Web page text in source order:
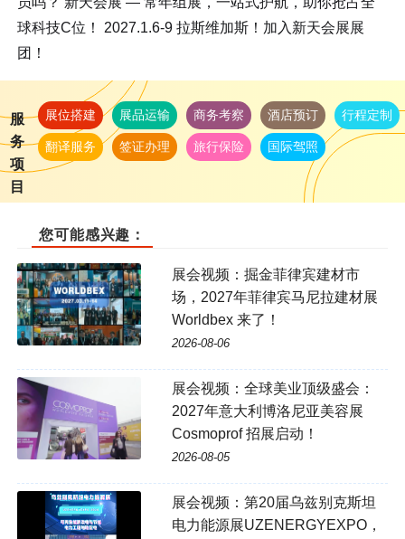
球科技C位！ 2027.1.6-9 拉斯维加斯！加入新天会展展
团！
服
务
项
目
展位搭建 展品运输 商务考察 酒店预订 行程定制
翻译服务 签证办理 旅行保险 国际驾照
您可能感兴趣：
展会视频：掘金菲律宾建材市
场，2027年菲律宾马尼拉建材展
Worldbex 来了！
2026-08-06
展会视频：全球美业顶级盛会：
2027年意大利博洛尼亚美容展
Cosmoprof 招展启动！
2026-08-05
展会视频：第20届乌兹别克斯坦
电力能源展UZENERGYEXPO，